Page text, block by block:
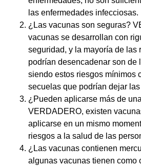
las enfermedades infecciosas.
¿Las vacunas son seguras?
vacunas se desarrollan con
seguridad, y la mayoría de las
podrían desencadenar son de
siendo estos riesgos mínimos
secuelas que podrían dejar
¿Pueden aplicarse más de
VERDADERO, existen
aplicarse en un mismo
riesgos a la salud de las
¿Las vacunas contienen
algunas vacunas tienen como